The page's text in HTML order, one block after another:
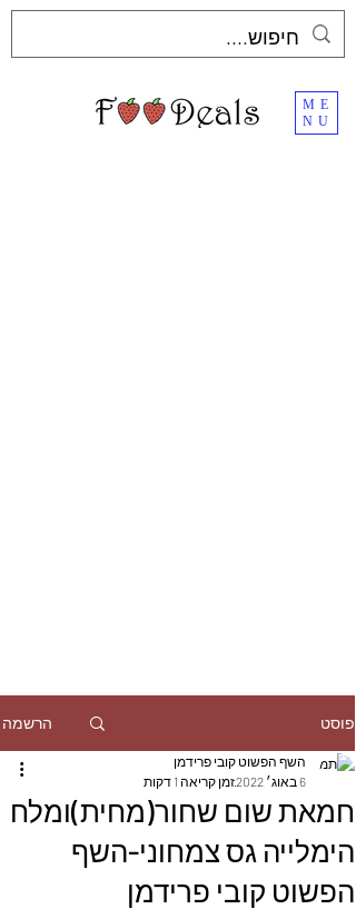
ME
NU
פוסט הרשמה
חמאת שום שחור(מחית)ומלח
הימלייה גס צמחוני-השף
הפשוט קובי פרידמן
השף הפשוט קובי פרידמן
6 באוג׳ 2022
זמן קריאה 1 דקות